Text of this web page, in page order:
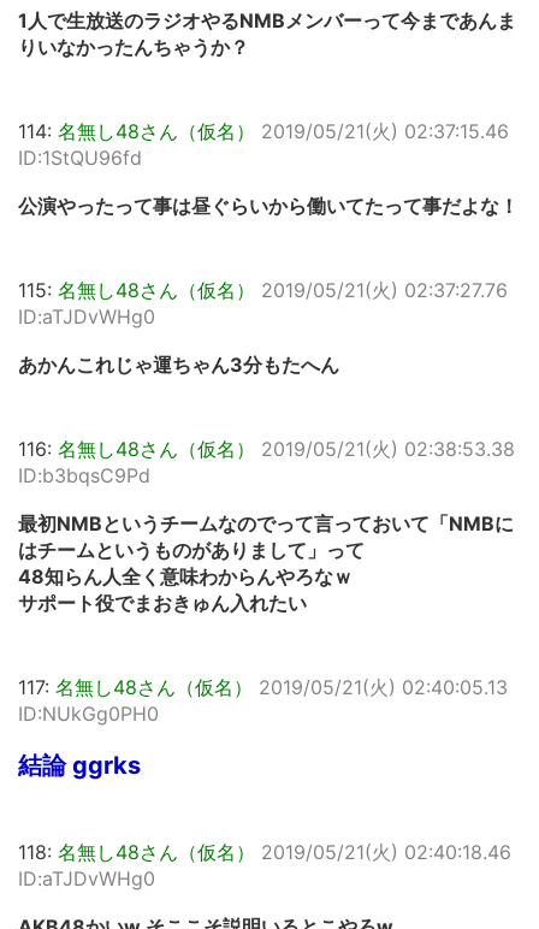
1人で生放送のラジオやるNMBメンバーって今まであんま
りいなかったんちゃうか？
114: 名無し48さん（仮名）
2019/05/21(火) 02:37:15.46
ID:1StQU96fd
公演やったって事は昼ぐらいから働いてたって事だよな！
115: 名無し48さん（仮名）
2019/05/21(火) 02:37:27.76
ID:aTJDvWHg0
あかんこれじゃ運ちゃん3分もたへん
116: 名無し48さん（仮名）
2019/05/21(火) 02:38:53.38
ID:b3bqsC9Pd
最初NMBというチームなのでって言っておいて「NMBに
はチームというものがありまして」って
48知らん人全く意味わからんやろなｗ
サポート役でまおきゅん入れたい
117: 名無し48さん（仮名）
2019/05/21(火) 02:40:05.13
ID:NUkGg0PH0
結論 ggrks
118: 名無し48さん（仮名）
2019/05/21(火) 02:40:18.46
ID:aTJDvWHg0